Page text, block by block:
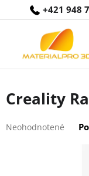
+421 948
Creality
hodnotenie
Neohodnotené